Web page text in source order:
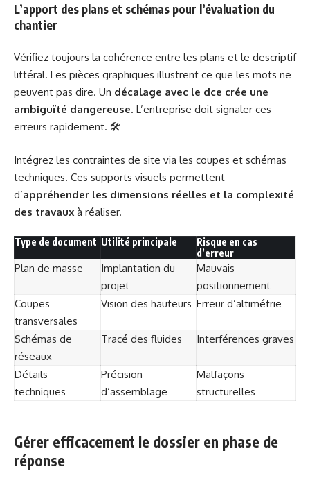
L’apport des plans et schémas pour l’évaluation du
chantier
Vérifiez toujours la cohérence entre les plans et le descriptif
littéral. Les pièces graphiques illustrent ce que les mots ne
peuvent pas dire. Un décalage avec le dce crée une
ambiguïté dangereuse. L’entreprise doit signaler ces
erreurs rapidement. 🛠️
Intégrez les contraintes de site via les coupes et schémas
techniques. Ces supports visuels permettent
d’appréhender les dimensions réelles et la complexité
des travaux à réaliser.
Type de document Utilité principale
Risque en cas
d’erreur
Plan de masse
Implantation du
projet
Mauvais
positionnement
Coupes
transversales
Vision des hauteurs Erreur d’altimétrie
Schémas de
réseaux
Tracé des fluides Interférences graves
Détails
techniques
Précision
d’assemblage
Malfaçons
structurelles
Gérer efficacement le dossier en phase de
réponse